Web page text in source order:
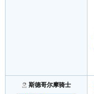
斯德哥尔摩骑士